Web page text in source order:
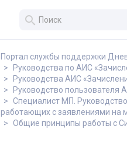
search
Портал службы поддержки
Руководства по АИС
Руководства АИС
Руководство пользователя
Специалист МП.
работающих с заявлениями на
Общие принципы работы с